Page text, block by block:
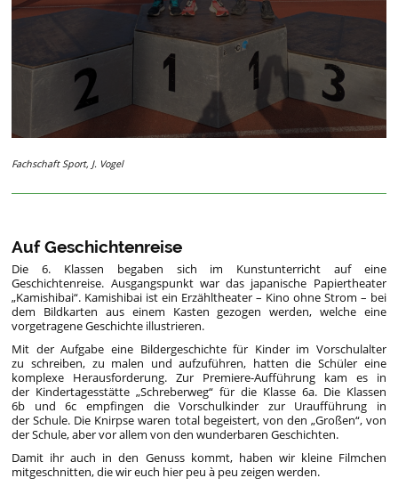
Fachschaft Sport, J. Vogel
Auf Geschichtenreise
Die 6. Klassen begaben sich im Kunstunterricht auf eine
Geschichtenreise. Ausgangspunkt war das japanische Papiertheater
„Kamishibai“. Kamishibai ist ein Erzähltheater – Kino ohne Strom – bei
dem Bildkarten aus einem Kasten gezogen werden, welche eine
vorgetragene Geschichte illustrieren.
Mit der Aufgabe eine Bildergeschichte für Kinder im Vorschulalter
zu schreiben, zu malen und aufzuführen, hatten die Schüler eine
komplexe Herausforderung. Zur Premiere-Aufführung kam es in
der Kindertagesstätte „Schreberweg“ für die Klasse 6a. Die Klassen
6b und 6c empfingen die Vorschulkinder zur Uraufführung in
der Schule. Die Knirpse waren total begeistert, von den „Großen“, von
der Schule, aber vor allem von den wunderbaren Geschichten.
Damit ihr auch in den Genuss kommt, haben wir kleine Filmchen
mitgeschnitten, die wir euch hier peu à peu zeigen werden.